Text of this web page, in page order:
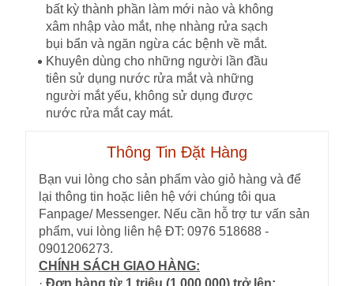
bất kỳ thành phần làm mới nào và không
xâm nhập vào mắt, nhẹ nhàng rửa sạch
bụi bẩn và ngăn ngừa các bệnh về mắt.
Khuyên dùng cho những người lần đầu
tiên sử dụng nước rửa mắt và những
người mắt yếu, không sử dụng được
nước rửa mắt cay mát.
Thông Tin Đặt Hàng
Bạn vui lòng cho sản phẩm vào giỏ hàng và để
lại thông tin hoặc liên hệ với chúng tôi qua
Fanpage/ Messenger. Nếu cần hỗ trợ tư vấn sản
phẩm, vui lòng liên hệ ĐT: 0976 518688 -
0901206273.
CHÍNH SÁCH GIAO HÀNG: